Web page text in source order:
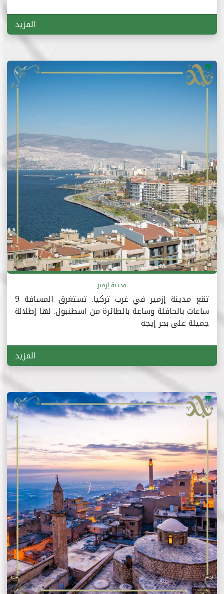
المزيد
مدينة إزمير
تقع مدينة إزمير في غرب تركيا. تستغرق المسافة 9
ساعات بالحافلة وساعة بالطائرة من اسطنبول. لها إطلالة
جميلة على بحر إيجه
المزيد